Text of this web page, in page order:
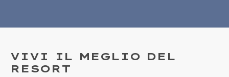
VIVI IL MEGLIO DEL
RESORT